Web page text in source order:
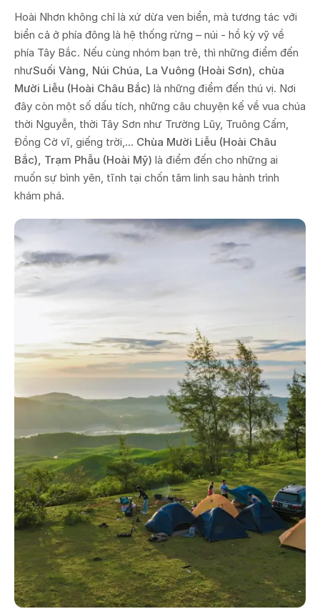
Hoài Nhơn không chỉ là xứ dừa ven biển, mà tương tác với
biển cả ở phía đông là hệ thống rừng – núi - hồ kỳ vỹ về
phía Tây Bắc. Nếu cùng nhóm bạn trẻ, thì những điểm đến
nhưSuối Vàng, Núi Chúa, La Vuông (Hoài Sơn), chùa
Mười Liễu (Hoài Châu Bắc) là những điểm đến thú vị. Nơi
đây còn một số dấu tích, những câu chuyện kế về vua chúa
thời Nguyễn, thời Tây Sơn như Trường Lũy, Truông Cấm,
Đồng Cờ vĩ, giếng trời,... Chùa Mười Liễu (Hoài Châu
Bắc), Trạm Phẫu (Hoài Mỹ) là điểm đến cho những ai
muốn sự bình yên, tĩnh tại chốn tâm linh sau hành trình
khám phá.